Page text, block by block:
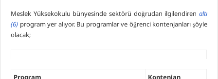
Meslek Yüksekokulu bünyesinde sektörü doğrudan ilgilendiren altı
(6) program yer alıyor. Bu programlar ve öğrenci kontenjanları şöyle
olacak;
Program
Kontenjan